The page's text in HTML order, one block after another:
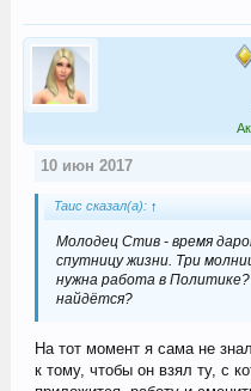
10 июн 2017
Tauc сказал(а): ↑
Молодец Стив - время
спутницу жизни. Три
нужна работа в
найдётся?
На тот момент я сама не
к тому, чтобы он взял ту, с